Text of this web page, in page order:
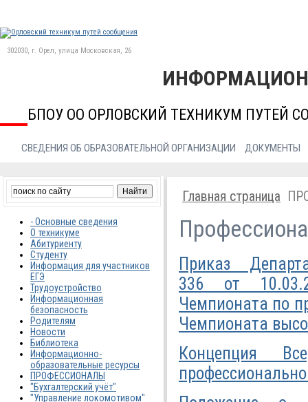
302030, г. Орел, улица Московская, 26
БПОУ ОО ОРЛОВСКИЙ ТЕХНИКУМ ПУТЕЙ
СВЕДЕНИЯ ОБ ОБРАЗОВАТЕЛЬНОЙ ОРГАНИЗАЦИИ ДОКУМЕНТЫ
- Основные сведения
О техникуме
Абитуриенту
Студенту
Информация для участников
ЕГЭ
Трудоустройство
Информационная
безопасность
Родителям
Новости
Библиотека
Информационно-
образовательные ресурсы
ПРОФЕССИОНАЛЫ
"Бухгалтерский учёт"
"Управление локомотивом"
Главная страница
Приказ
336 от
Чемпионата по
Чемпионата
Концепция